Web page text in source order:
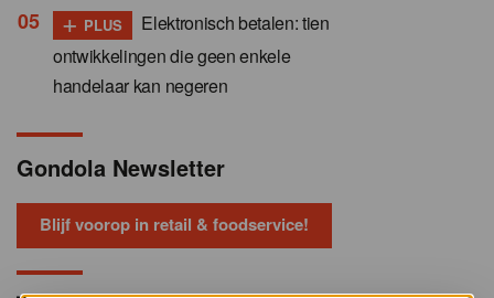
+ PLUS
Elektronisch betalen: tien
ontwikkelingen die geen enkele
handelaar kan negeren
Gondola Newsletter
Blijf voorop in retail & foodservice!